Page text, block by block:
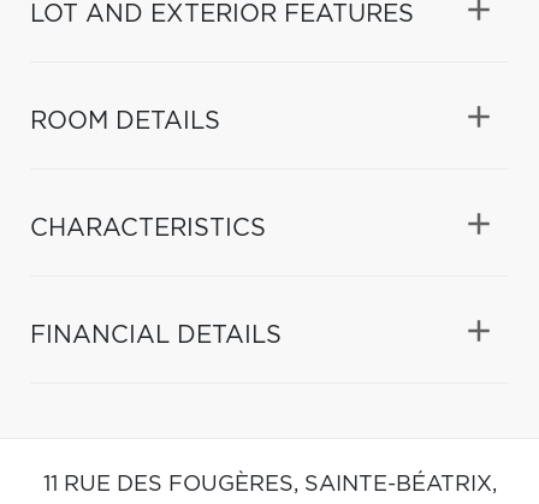
LOT AND EXTERIOR FEATURES
ROOM DETAILS
CHARACTERISTICS
FINANCIAL DETAILS
11 RUE DES FOUGÈRES, SAINTE-BÉATRIX,